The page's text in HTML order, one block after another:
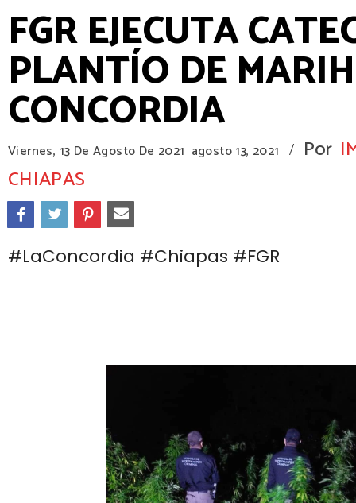
FGR EJECUTA
PLANTÍO DE
CONCORDIA
Viernes, 13 De Agosto De 2021 agosto 13, 2021 / Por
CHIAPAS
#LaConcordia #Chiapas #FGR